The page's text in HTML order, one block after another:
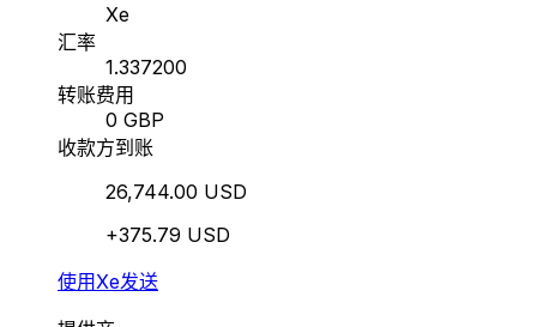
Xe
汇率
1.337200
转账费用
0 GBP
收款方到账
26,744.00 USD
+375.79 USD
使用Xe发送